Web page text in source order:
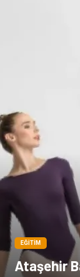
EĞITIM
Ataşehir